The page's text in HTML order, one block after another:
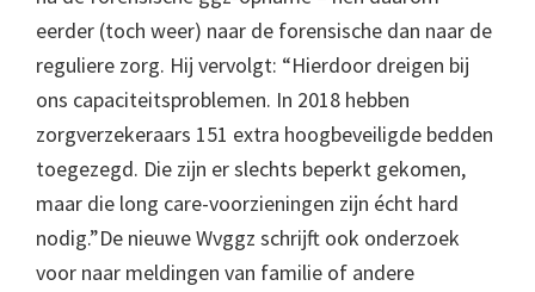
eerder (toch weer) naar de forensische dan naar de
reguliere zorg. Hij vervolgt: “Hierdoor dreigen bij
ons capaciteitsproblemen. In 2018 hebben
zorgverzekeraars 151 extra hoogbeveiligde bedden
toegezegd. Die zijn er slechts beperkt gekomen,
maar die long care-voorzieningen zijn écht hard
nodig.”De nieuwe Wvggz schrijft ook onderzoek
voor naar meldingen van familie of andere